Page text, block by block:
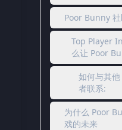
Poor Bunny
Top Player
么让 Poor
如何与其
者联系:
为什么 Poor
戏的未来